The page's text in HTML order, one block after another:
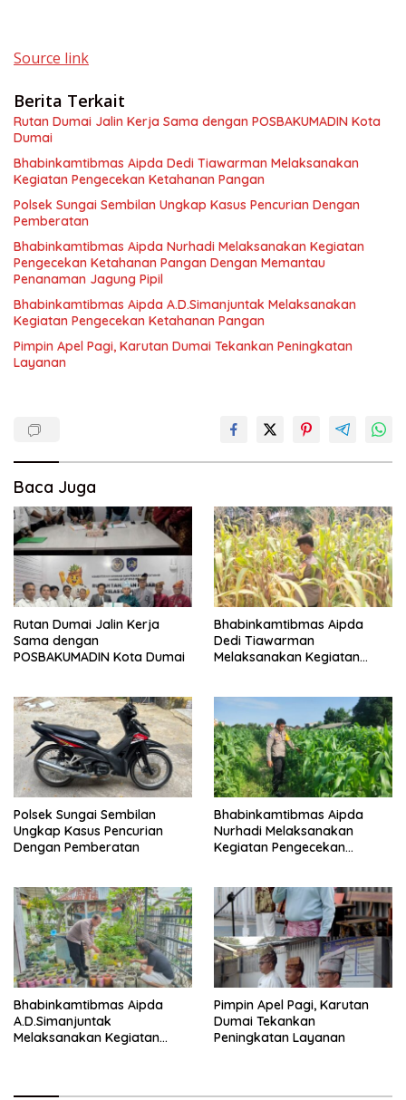
Source link
Berita Terkait
Rutan Dumai Jalin Kerja Sama dengan POSBAKUMADIN Kota
Dumai
Bhabinkamtibmas Aipda Dedi Tiawarman Melaksanakan
Kegiatan Pengecekan Ketahanan Pangan
Polsek Sungai Sembilan Ungkap Kasus Pencurian Dengan
Pemberatan
Bhabinkamtibmas Aipda Nurhadi Melaksanakan Kegiatan
Pengecekan Ketahanan Pangan Dengan Memantau
Penanaman Jagung Pipil
Bhabinkamtibmas Aipda A.D.Simanjuntak Melaksanakan
Kegiatan Pengecekan Ketahanan Pangan
Pimpin Apel Pagi, Karutan Dumai Tekankan Peningkatan
Layanan
Baca Juga
Rutan Dumai Jalin Kerja
Sama dengan
POSBAKUMADIN Kota Dumai
Bhabinkamtibmas Aipda
Dedi Tiawarman
Melaksanakan Kegiatan
Polsek Sungai Sembilan
Ungkap Kasus Pencurian
Dengan Pemberatan
Bhabinkamtibmas Aipda
Nurhadi Melaksanakan
Kegiatan Pengecekan
Jagung Pipil
Bhabinkamtibmas Aipda
A.D.Simanjuntak
Melaksanakan Kegiatan
Pimpin Apel Pagi, Karutan
Dumai Tekankan
Peningkatan Layanan